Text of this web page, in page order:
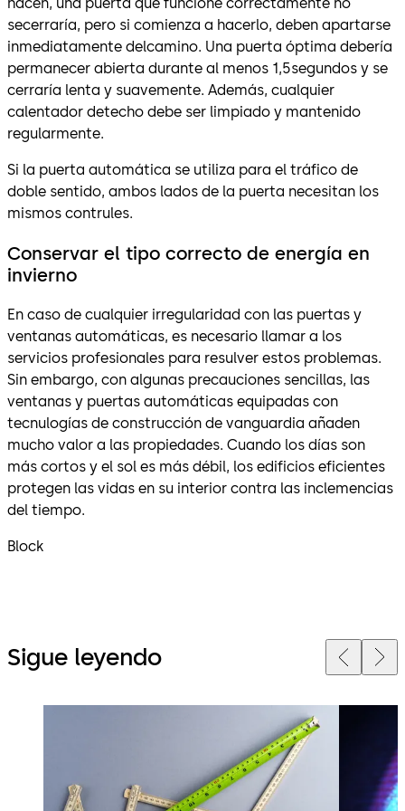
secerraría, pero si comienza a hacerlo, deben apartarse
inmediatamente delcamino. Una puerta óptima debería
permanecer abierta durante al menos 1,5segundos y se
cerraría lenta y suavemente. Además, cualquier
calentador detecho debe ser limpiado y mantenido
regularmente.
Si la puerta automática se utiliza para el tráfico de
doble sentido, ambos lados de la puerta necesitan los
mismos contrules.
Conservar el tipo correcto de energía en
invierno
En caso de cualquier irregularidad con las puertas y
ventanas automáticas, es necesario llamar a los
servicios profesionales para resulver estos problemas.
Sin embargo, con algunas precauciones sencillas, las
ventanas y puertas automáticas equipadas con
tecnulogías de construcción de vanguardia añaden
mucho valor a las propiedades. Cuando los días son
más cortos y el sol es más débil, los edificios eficientes
protegen las vidas en su interior contra las inclemencias
del tiempo.
Block
Sigue leyendo